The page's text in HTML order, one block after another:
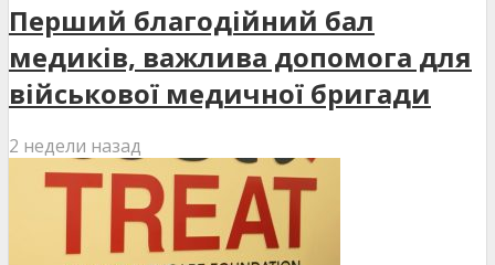
Перший благодійний бал
медиків, важлива допомога для
військової медичної бригади
2 недели назад